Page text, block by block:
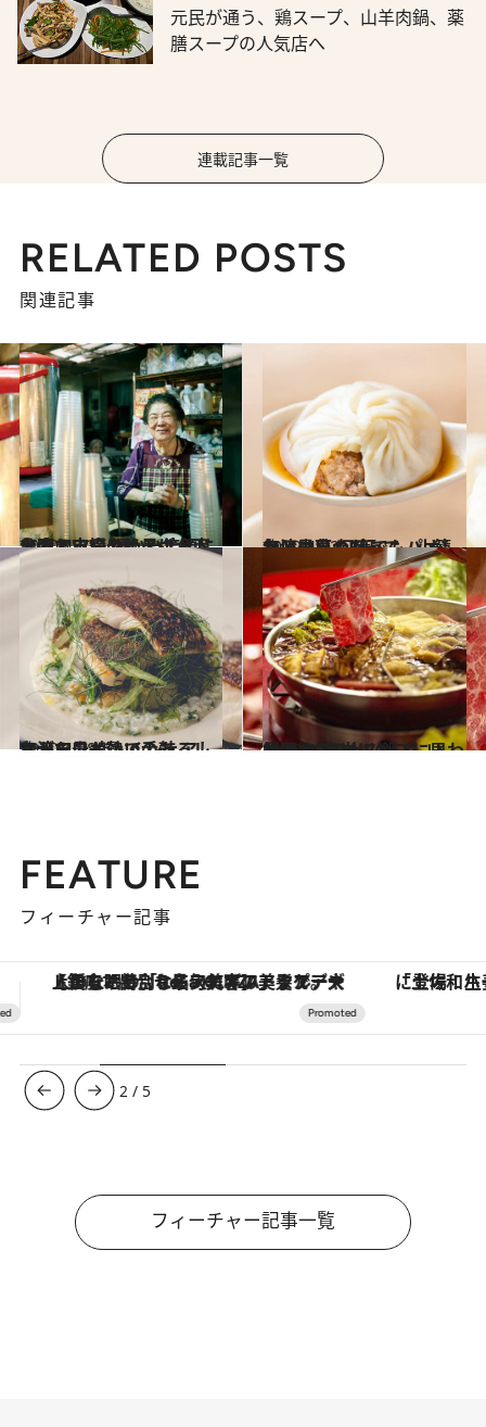
元民が通う、鶏スープ、山羊肉鍋、薬
膳スープの人気店へ
連載記事一覧
RELATED POSTS
関連記事
2020.4.23
台湾で穴場の絶景は台南公園と市場 温かい笑顔に出会える癒やしスポット
旅＆お出かけ 2020.4.22
台湾はいつだって、小籠包と小菜 何度でもパオしたい最高の3軒
旅＆お出かけ
2020.4.28
台湾で最も勢いのあるレストラン 楽しくシェアしながらワインで舌鼓
旅＆お出かけ 2020.4.27
台湾で“本当においしい鍋”へご案内 スープに思わず悶絶！ 2大火鍋
旅＆お出かけ
FEATURE
フィーチャー記事
「土佐和ハーブかき氷」がOMO7高知に登場！生姜、山椒、大葉など目にも舌にも涼を呼ぶ郷土の味 ヴァシュロン・コンスタンタ
3 / 5
フィーチャー記事一覧